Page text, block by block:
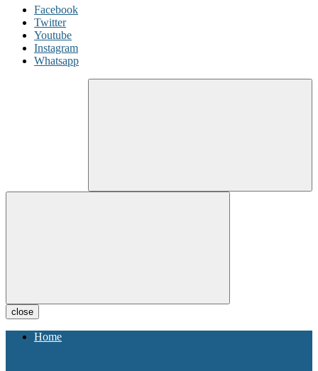
Facebook
Twitter
Youtube
Instagram
Whatsapp
close
Home